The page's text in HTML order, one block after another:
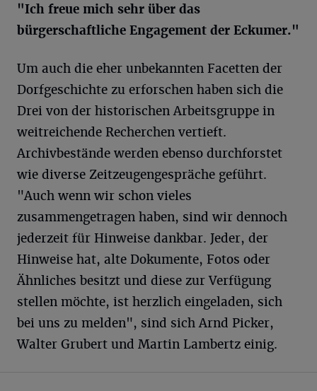
"Ich freue mich sehr über das
bürgerschaftliche Engagement der Eckumer."
Um auch die eher unbekannten Facetten der
Dorfgeschichte zu erforschen haben sich die
Drei von der historischen Arbeitsgruppe in
weitreichende Recherchen vertieft.
Archivbestände werden ebenso durchforstet
wie diverse Zeitzeugengespräche geführt.
"Auch wenn wir schon vieles
zusammengetragen haben, sind wir dennoch
jederzeit für Hinweise dankbar. Jeder, der
Hinweise hat, alte Dokumente, Fotos oder
Ähnliches besitzt und diese zur Verfügung
stellen möchte, ist herzlich eingeladen, sich
bei uns zu melden", sind sich Arnd Picker,
Walter Grubert und Martin Lambertz einig.